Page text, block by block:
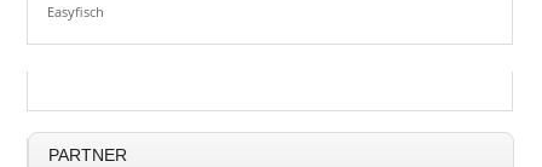
Easyfisch
PARTNER